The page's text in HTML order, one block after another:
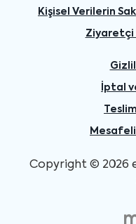
Kişisel Verilerin
Ziyaretçi
İptal
Mesafeli
Copyright © 2026